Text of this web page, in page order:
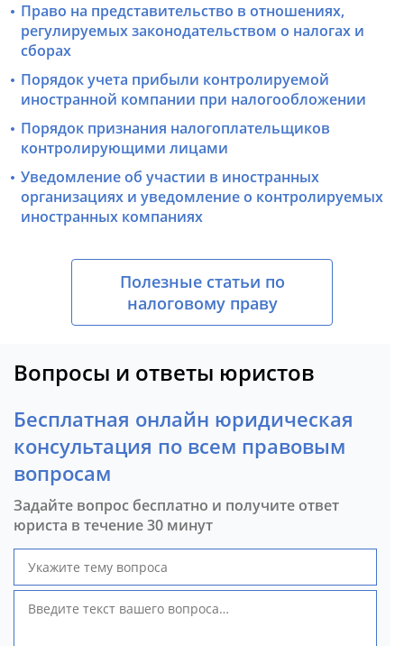
Право на представительство в отношениях,
регулируемых законодательством о налогах и
сборах
Порядок учета прибыли контролируемой
иностранной компании при налогообложении
Порядок признания налогоплательщиков
контролирующими лицами
Уведомление об участии в иностранных
организациях и уведомление о контролируемых
иностранных компаниях
Полезные статьи по
налоговому праву
Вопросы и ответы юристов
Бесплатная онлайн юридическая
консультация по всем правовым
вопросам
Задайте вопрос бесплатно и получите ответ
юриста в течение 30 минут